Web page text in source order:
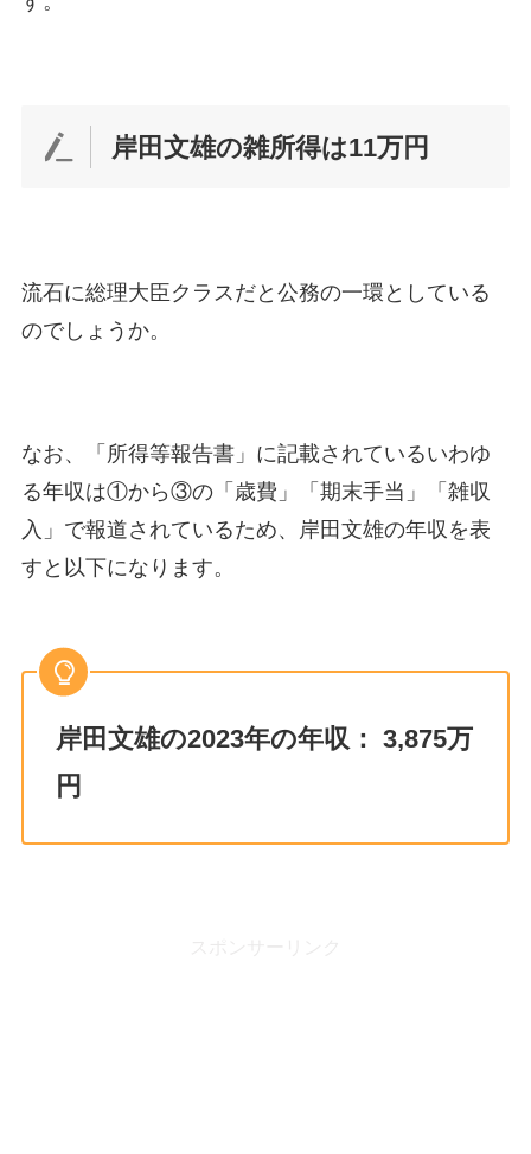
岸田文雄の雑所得は11万円
流石に総理大臣クラスだと公務の一環としている
のでしょうか。
なお、「所得等報告書」に記載されているいわゆ
る年収は①から③の「歳費」「期末手当」「雑収
入」で報道されているため、岸田文雄の年収を表
すと以下になります。
岸田文雄の2023年の年収： 3,875万
円